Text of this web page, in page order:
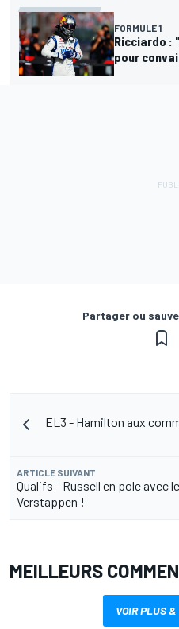
FORMULE 1
Ricciardo :
pour
Partager ou
EL3 - Hamilton aux
ARTICLE SUIVANT
Qualifs - Russell en pole avec
Verstappen !
MEILLEURS
VOIR PLUS &